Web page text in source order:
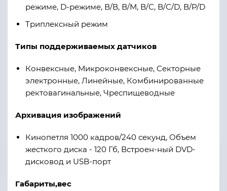
режиме, D-режиме, В/В, В/М, В/С, В/С/D, В/P/D
Триплексный режим
Типы поддерживаемых датчиков
Конвексные, Микроконвексные, Секторные
электронные, Линейные, Комбинированные
ректовагинальные, Чреспищеводные
Архивация изображений
Кинопетля 1000 кадров/240 секунд, Объем
жесткого диска - 120 Гб, Встроен-ный DVD-
дисковод и USB-порт
Габариты,вес